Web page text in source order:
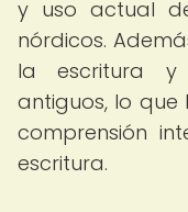
y uso actual
nórdicos.
la escritura
antiguos, lo que
comprensión
escritura.